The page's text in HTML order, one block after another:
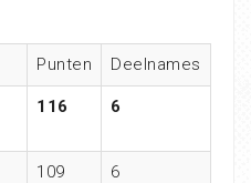
Punten Deelnames
116 6
109 6